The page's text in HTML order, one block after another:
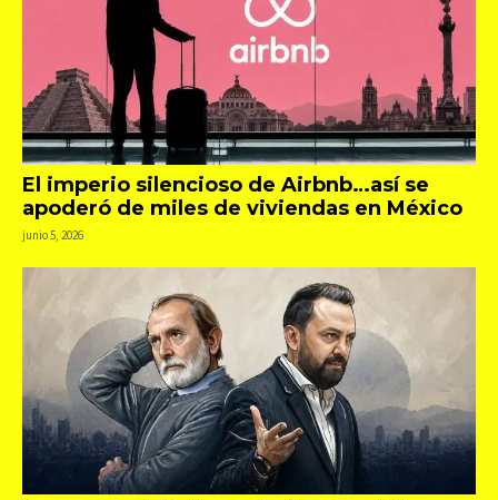
El imperio silencioso de Airbnb…así se
apoderó de miles de viviendas en México
junio 5, 2026